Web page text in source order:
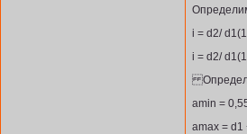
i = d2/
i = d2/
аmin =
аmax = d1